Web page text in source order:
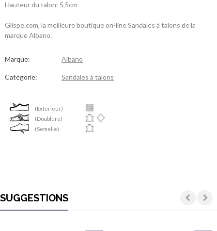
Hauteur du talon: 5,5cm
Glispe.com, la meilleure boutique on-line Sandales à talons de la
marque Albano.
Marque: Albano
Catégorie: Sandales à talons
(Extérieur)
(Doublure)
(Semelle)
SUGGESTIONS